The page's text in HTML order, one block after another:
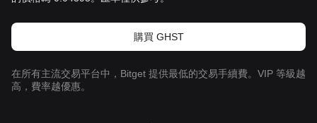
購買 GHST
在所有主流交易平台中，Bitget 提供最低的交易手續費。VIP 等級越
高，費率越優惠。